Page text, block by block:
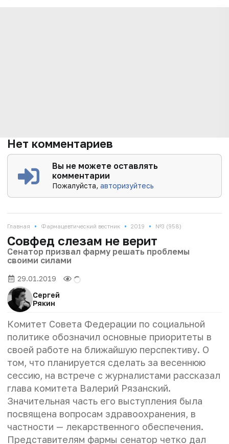
Нет комментариев
Вы не можете оставлять
комментарии
Пожалуйста,авторизуйтесь
Главная • Фармацевтический вестник • 2019 • №3 (958)
Совфед слезам не верит
Сенатор призвал фарму решать проблемы
своими силами
29.01.2019
Сергей
Рякин
Комитет Совета Федерации по социальной
политике обозначил основные приоритеты в
своей работе на ближайшую перспективу. О
том, что планируется сделать за весеннюю
сессию, на встрече с журналистами рассказал
глава комитета Валерий Рязанский.
Значительная часть его выступления была
посвящена вопросам здравоохранения, в
частности — лекарственного обеспечения.
Представителям фармы сенатор четко дал